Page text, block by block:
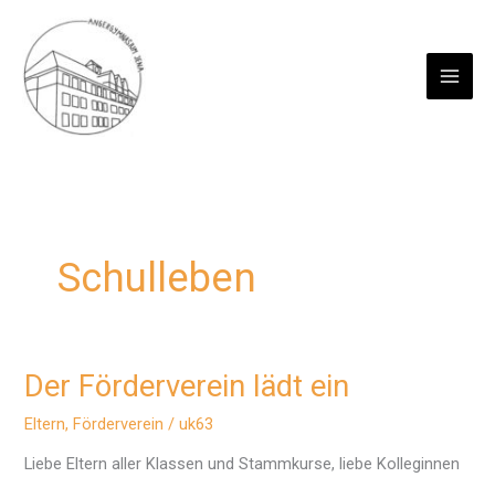
Inhalt
springen
Schulleben
Der Förderverein lädt ein
Eltern,Förderverein /uk63
Liebe Eltern aller Klassen und Stammkurse, liebe Kolleginnen